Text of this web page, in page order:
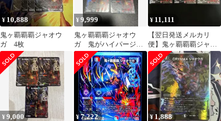
¥ 10,888
鬼ヶ覇覇覇ジャオウ
ガ 4枚
¥9,999
鬼ヶ覇覇覇ジャオウ
ガ 鬼がハイパージャ
オウガ ４枚
¥ 11,111
【翌日発送メルカリ
便】鬼ヶ覇覇覇ジャオ
ウガ 鬼が覇覇覇ジャ
オウガ 3枚
¥9,000 ¥7,222 ¥1,888